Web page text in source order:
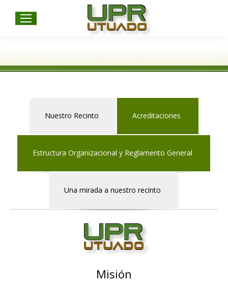
Nuestro Recinto Acreditaciones
Estructura Organizacional y Reglamento General
Una mirada a nuestro recinto
Misión